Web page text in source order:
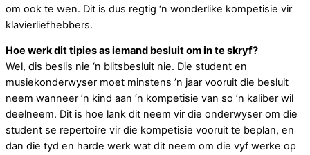
om ook te wen. Dit is dus regtig ‘n wonderlike kompetisie vir
klavierliefhebbers.
Hoe werk dit tipies as iemand besluit om in te skryf?
Wel, dis beslis nie ‘n blitsbesluit nie. Die student en
musiekonderwyser moet minstens ’n jaar vooruit die besluit
neem wanneer ’n kind aan ‘n kompetisie van so ’n kaliber wil
deelneem. Dit is hoe lank dit neem vir die onderwyser om die
student se repertoire vir die kompetisie vooruit te beplan, en
dan die tyd en harde werk wat dit neem om die vyf werke op